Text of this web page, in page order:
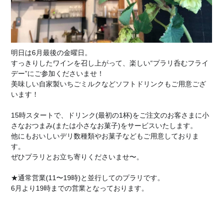
明日は6月最後の金曜日。
すっきりしたワインを召し上がって、 楽しい“プラリ呑むフライ
デー”にご参加くださいませ！
美味しい自家製いちごミルクなどソフトドリンクもご用意ござ
います！
15時スタートで、ドリンク(最初の1杯)をご注文のお客さまに小
さなおつまみ(または小さなお菓子)をサービスいたします。
他にもおいしいデリ数種類やお菓子などもご用意しておりま
す。
ぜひプラリとお立ち寄りくださいませ〜。
★通常営業(11〜19時)と並行してのプラリです。
6月より19時までの営業となっております。